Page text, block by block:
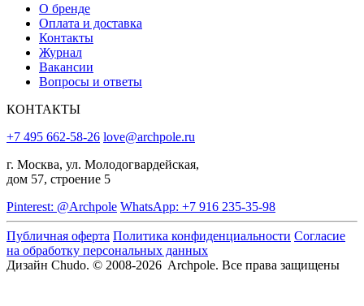
О бренде
Оплата и доставка
Контакты
Журнал
Вакансии
Вопросы и ответы
КОНТАКТЫ
+7 495 662-58-26 love@archpole.ru
г. Москва, ул. Молодогвардейская,
дом 57, строение 5
Pinterest: @Archpole WhatsApp: +7 916 235-35-98
Публичная оферта Политика конфиденциальности Согласие
на обработку персональных данных
Дизайн Chudo. © 2008-2026 Archpole. Все права защищены